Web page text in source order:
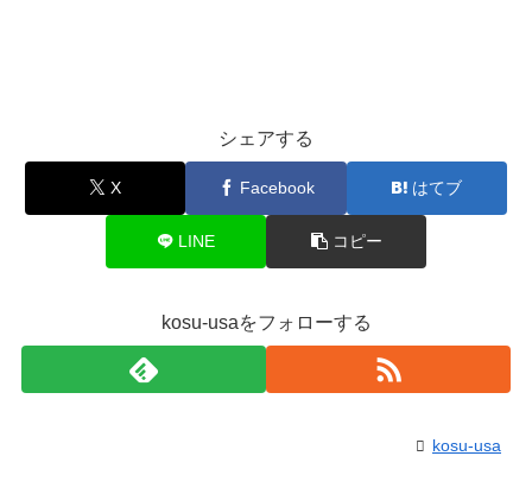
シェアする
X Facebook はてブ
LINE コピー
kosu-usaをフォローする
kosu-usa